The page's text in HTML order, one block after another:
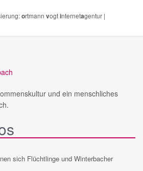
ortmann vogtinternetagentur |
und ein menschliches
sich Flüchtlinge und Winterbacher